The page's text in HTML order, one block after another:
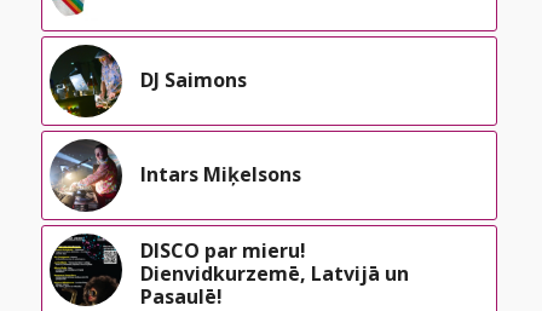
DJ Saimons
Intars Miķelsons
DISCO par mieru!
Dienvidkurzemē, Latvijā un
Pasaulē!